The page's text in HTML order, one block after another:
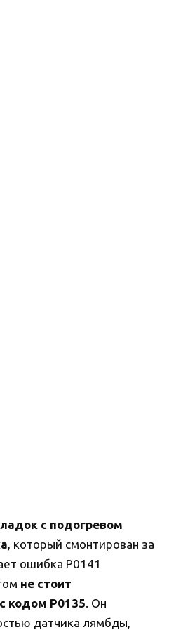
с подогревом
, который смонтирован за
ошибка P0141
не стоит
с кодом P0135. Он
датчика лямбды,